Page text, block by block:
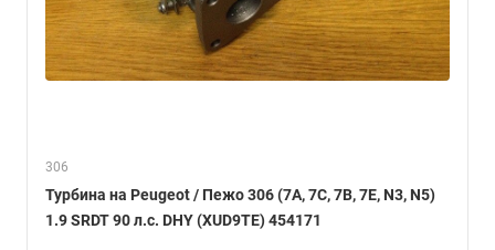
306
Турбина на Peugeot / Пежо 306 (7A, 7C, 7B, 7E, N3, N5)
1.9 SRDT 90 л.с. DHY (XUD9TE) 454171